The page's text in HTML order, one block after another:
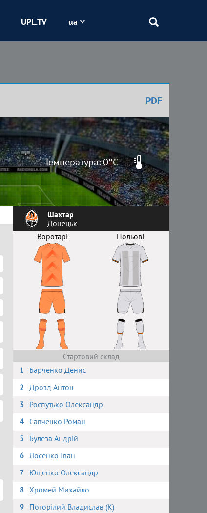
Кривбас
Шахтар
UPL.TV ua
PDF
Температура: 0°C
Шахтар
Донецьк
Воротарі
Польові
Стартовий склад
1
Барченко Денис
2 Дрозд Антон
3
Роспутько Олександр
4
Савченко Роман
5
Булеза Андрій
6 Лосенко Іван
7
Ющенко Олександр
8 Хромей Михайло
9
Погорілий Владислав (К)